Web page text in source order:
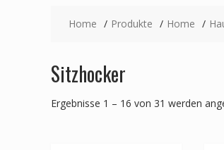
Home Produkte Home
Sitzhocker
Ergebnisse 1 – 16 von 31 werden